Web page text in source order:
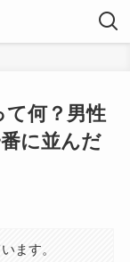
何？男性
に並んだ
ます。